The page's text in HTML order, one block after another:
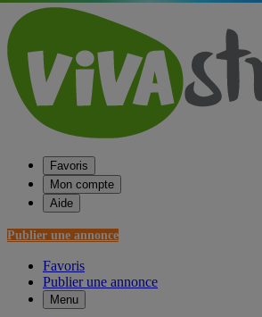
Favoris
Mon compte
Aide
Publier une annonce
Favoris
Publier une annonce
Menu